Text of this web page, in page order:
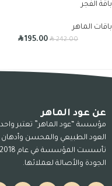
باقة الفجر
باقات الماهر
R242.00
R195.00
عن عود الماهر
مؤسسة “عود الماهر” تعتبر
العود الطبيعي والمحسن وأدهان
الجودة والأصالة لعملائها.